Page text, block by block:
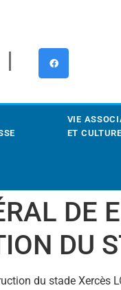
VIE
ET
DE
DU
du stade Xercès